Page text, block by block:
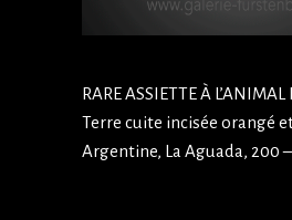
RARE ASSIETTE À
Terre cuite incisée orangé
Argentine, La Aguada, 200